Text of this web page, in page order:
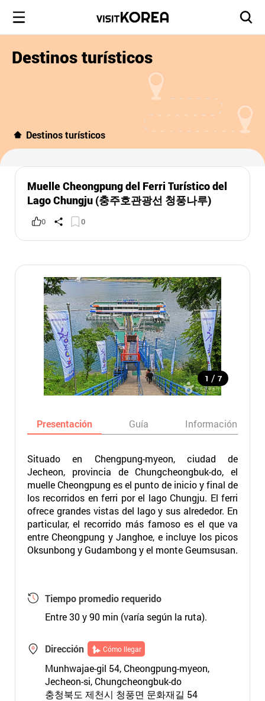
Destinos turísticos
Destinos turísticos
Muelle Cheongpung del Ferri Turístico del
Lago Chungju (충주호관광선 청풍나루)
0 0
1 / 7
Presentación Guía Información
Situado en Chengpung-myeon, ciudad de
Jecheon, provincia de Chungcheongbuk-do, el
muelle Cheongpung es el punto de inicio y final de
los recorridos en ferri por el lago Chungju. El ferri
ofrece grandes vistas del lago y sus alrededor. En
particular, el recorrido más famoso es el que va
entre Cheongpung y Janghoe, e incluye los picos
Oksunbong y Gudambong y el monte Geumsusan.
Tiempo promedio requerido
Entre 30 y 90 min (varía según la ruta).
Dirección Cómo llegar
Munhwajae-gil 54, Cheongpung-myeon,
Jecheon-si, Chungcheongbuk-do
충청북도 제천시 청풍면 문화재길 54